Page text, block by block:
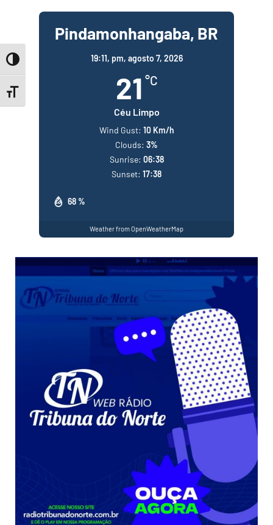
Toggle High Contrast
Toggle Font size
Pindamonhangaba, BR
19:11, pm, agosto 7, 2026
21 °C
Céu Limpo
68 %
Wind Gust: 10 Km/h
Clouds: 3%
Sunrise: 06:38
Sunset: 17:38
Weather from OpenWeatherMap